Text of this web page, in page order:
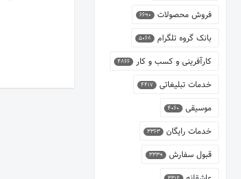
فروش محصولات 6690
بانک گروه تلگرام 5068
کارآفرینی و کسب و کار 4866
خدمات تبلیغاتی 4417
موسیقی 4060
خدمات رایگان 3363
قبول سفارش 3339